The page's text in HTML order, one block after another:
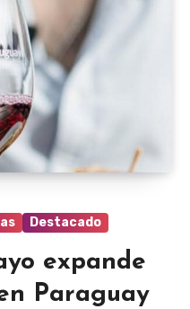
Destacado
expande
Paraguay